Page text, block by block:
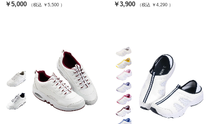
￥5,000 （税込 ￥5,500 ） ￥3,900 （税込 ￥4,290 ）